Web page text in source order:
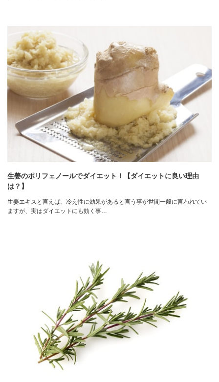
生姜のポリフェノールでダイエット！【ダイエットに良い理由
は？】
生姜エキスと言えば、冷え性に効果があると言う事が世間一般に言われてい
ますが、実はダイエットにも効く事…